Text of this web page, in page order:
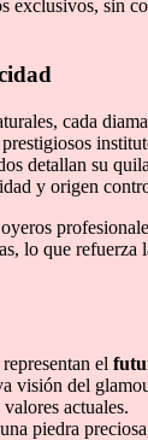
exclusivos, sin
cada
detallan su
y origen
lo que refuerza
el
visión del
actuales.
piedra